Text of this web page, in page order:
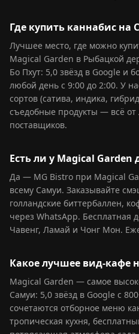
Где купить каннабис на
Лучшее место, где можно
Magical Garden в Рыбацкой
Бо Пхут: 5,0 звёзд в Google и
любой день с 9:00 до 2:00. У
сортов (сатива, индика,
съедобные продукты — всё
поставщиков.
Есть ли у Magical
Да — MG Bistro при Magical
всему Самуи. Заказывайте
голландские биттербаллен,
через WhatsApp. Бесплатная
Чавенг, Ламай и Чонг Мон.
Какое лучшее вид-кафе
Magical Garden — самое
Самуи: 5,0 звёзд в Google с
сочетаются отборное меню
тропическая кухня,